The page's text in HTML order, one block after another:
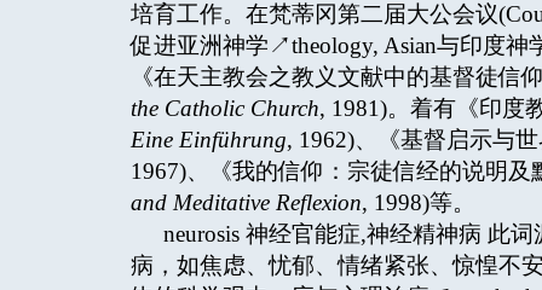
培育工作。在梵蒂冈第二届大公会议
促进亚洲神学↗theology, Asian与印度
《在天主教会之教义文献中的基督徒信
the Catholic Church, 1981)。着有《印度
Eine Einführung, 1962)、《基督启示与
1967)、《我的信仰：宗徒信经的说明及
and Meditative Reflexion, 1998)等。
neurosis 神经官能症,神经精神病 此
病，如焦虑、忧郁、情绪紧张、惊惶不